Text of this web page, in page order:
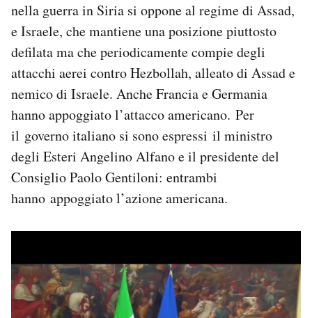
nella guerra in Siria si oppone al regime di Assad,
e Israele, che mantiene una posizione piuttosto
defilata ma che periodicamente compie degli
attacchi aerei contro Hezbollah, alleato di Assad e
nemico di Israele. Anche Francia e Germania
hanno appoggiato l’attacco americano. Per
il governo italiano si sono espressi il ministro
degli Esteri Angelino Alfano e il presidente del
Consiglio Paolo Gentiloni: entrambi
hanno appoggiato l’azione americana.